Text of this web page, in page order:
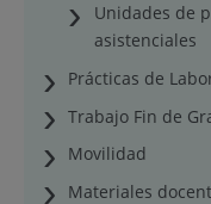
Unidades de
asistenciales
Prácticas de
Trabajo Fin de
Movilidad
Materiales